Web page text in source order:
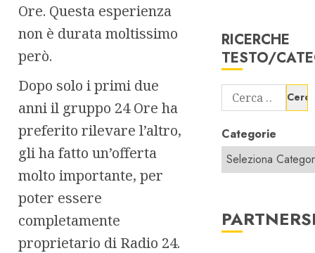
Ore. Questa esperienza
non è durata moltissimo
però.
Dopo solo i primi due
anni il gruppo 24 Ore ha
preferito rilevare l’altro,
gli ha fatto un’offerta
molto importante, per
poter essere
completamente
proprietario di Radio 24.
RICERCHE
TESTO/
Ricerca
per:
Categorie